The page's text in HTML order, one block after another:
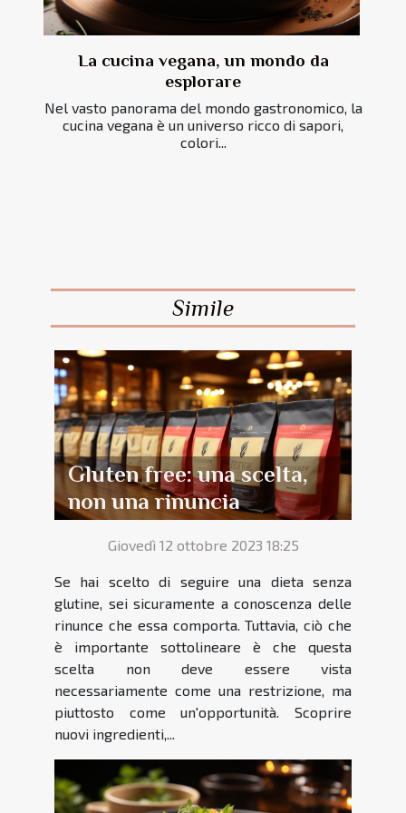
La cucina vegana, un mondo da
esplorare
Nel vasto panorama del mondo gastronomico, la
cucina vegana è un universo ricco di sapori,
colori...
Simile
Gluten free: una scelta,
non una rinuncia
Giovedì 12 ottobre 2023 18:25
Se hai scelto di seguire una dieta senza
glutine, sei sicuramente a conoscenza delle
rinunce che essa comporta. Tuttavia, ciò che
è importante sottolineare è che questa
scelta non deve essere vista
necessariamente come una restrizione, ma
piuttosto come un'opportunità. Scoprire
nuovi ingredienti,...